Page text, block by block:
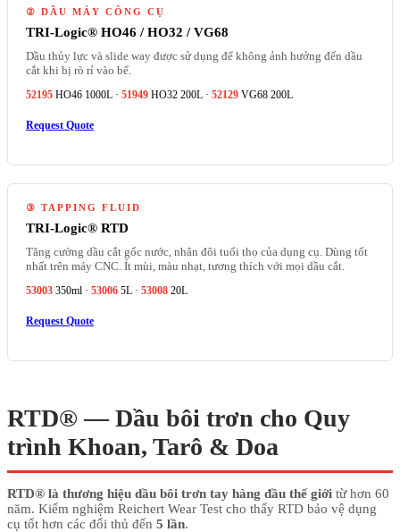
② DẦU MÁY CÔNG CỤ
TRI-Logic® HO46 / HO32 / VG68
Dầu thủy lực và slide way được sử dụng để không ảnh hưởng đến dầu
cắt khi bị rò rỉ vào bể.
52195 HO46 1000L · 51949 HO32 200L · 52129 VG68 200L
Request Quote
③ TAPPING FLUID
TRI-Logic® RTD
Tăng cường dầu cắt gốc nước, nhân đôi tuổi thọ của dụng cụ. Dùng tốt
nhất trên máy CNC. Ít mùi, màu nhạt, tương thích với mọi dầu cắt.
53003 350ml · 53006 5L · 53008 20L
Request Quote
RTD® — Dầu bôi trơn cho Quy
trình Khoan, Tarô & Doa
RTD® là thương hiệu dầu bôi trơn tay hàng đầu thế giới từ hơn 60
năm. Kiểm nghiệm Reichert Wear Test cho thấy RTD bảo vệ dụng
cụ tốt hơn các đối thủ đến 5 lần.